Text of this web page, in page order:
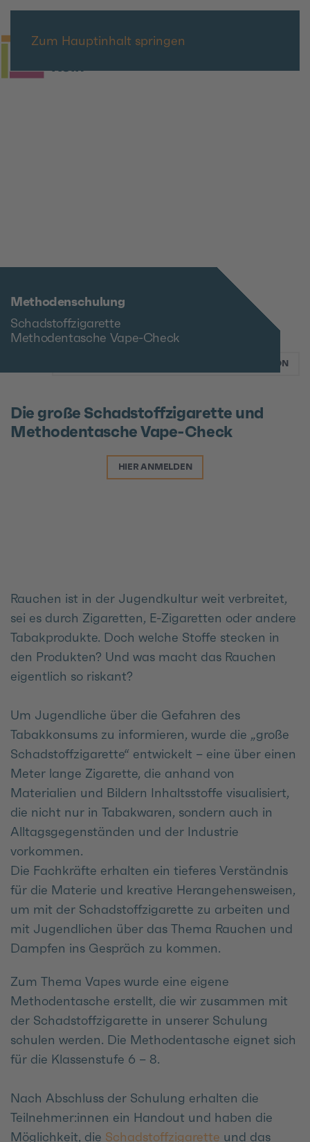
Zum Hauptinhalt springen
Methodenschulung
Schadstoffzigarette
Methodentasche Vape-Check
ZURÜCK ZUR FACHSTELLE FÜR SUCHTPRÄVENTION
Die große Schadstoffzigarette und
Methodentasche Vape-Check
HIER ANMELDEN
Rauchen ist in der Jugendkultur weit verbreitet,
sei es durch Zigaretten, E-Zigaretten oder andere
Tabakprodukte. Doch welche Stoffe stecken in
den Produkten? Und was macht das Rauchen
eigentlich so riskant?
Um Jugendliche über die Gefahren des
Tabakkonsums zu informieren, wurde die „große
Schadstoffzigarette“ entwickelt – eine über einen
Meter lange Zigarette, die anhand von
Materialien und Bildern Inhaltsstoffe visualisiert,
die nicht nur in Tabakwaren, sondern auch in
Alltagsgegenständen und der Industrie
vorkommen.
Die Fachkräfte erhalten ein tieferes Verständnis
für die Materie und kreative Herangehensweisen,
um mit der Schadstoffzigarette zu arbeiten und
mit Jugendlichen über das Thema Rauchen und
Dampfen ins Gespräch zu kommen.
Zum Thema Vapes wurde eine eigene
Methodentasche erstellt, die wir zusammen mit
der Schadstoffzigarette in unserer Schulung
schulen werden. Die Methodentasche eignet sich
für die Klassenstufe 6 – 8.
Nach Abschluss der Schulung erhalten die
Teilnehmer:innen ein Handout und haben die
Möglichkeit, die Schadstoffzigarette und das